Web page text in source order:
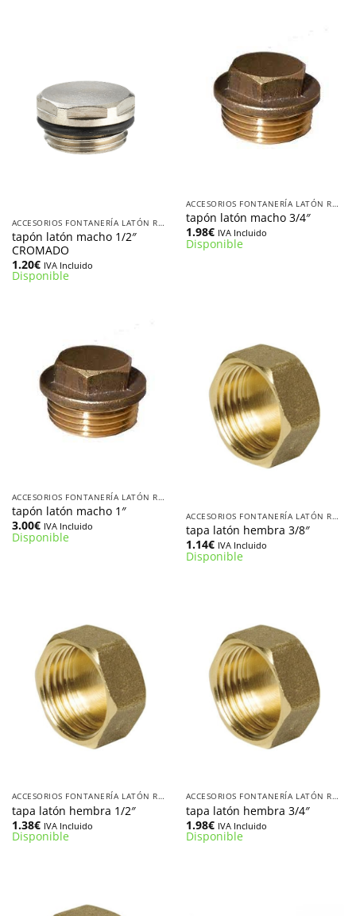
ACCESORIOS FONTANERÍA LATÓN ROSCADOS
tapón latón macho 1/2″
CROMADO
1.20€ IVA Incluido
Disponible
ACCESORIOS FONTANERÍA LATÓN ROSCADOS
tapón latón macho 3/4″
1.98€ IVA Incluido
Disponible
ACCESORIOS FONTANERÍA LATÓN ROSCADOS
tapón latón macho 1″
3.00€ IVA Incluido
Disponible
ACCESORIOS FONTANERÍA LATÓN ROSCADOS
tapa latón hembra 3/8″
1.14€ IVA Incluido
Disponible
ACCESORIOS FONTANERÍA LATÓN ROSCADOS
tapa latón hembra 1/2″
1.38€ IVA Incluido
Disponible
ACCESORIOS FONTANERÍA LATÓN ROSCADOS
tapa latón hembra 3/4″
1.98€ IVA Incluido
Disponible